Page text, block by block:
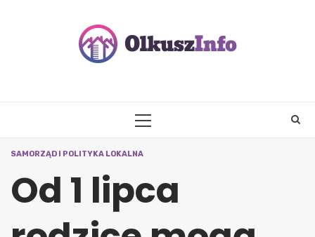
PRIMARY
SAMORZĄD I POLITYKA LOKALNA
Od 1 lipca